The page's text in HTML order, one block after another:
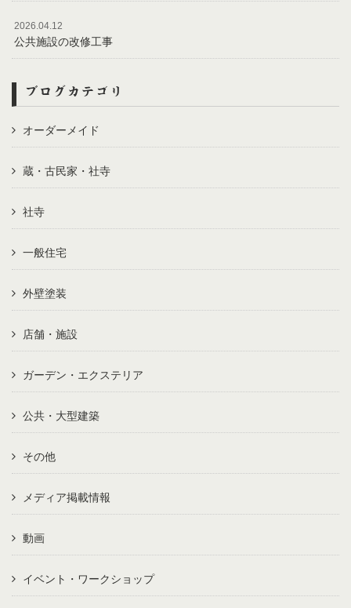
2026.04.12
公共施設の改修工事
ブログカテゴリ
オーダーメイド
蔵・古民家・社寺
社寺
一般住宅
外壁塗装
店舗・施設
ガーデン・エクステリア
公共・大型建築
その他
メディア掲載情報
動画
イベント・ワークショップ